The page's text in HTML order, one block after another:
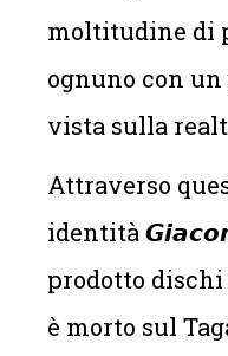
moltitudine di
ognuno con
vista sulla
Attraverso
identità
prodotto dischi
è morto sul